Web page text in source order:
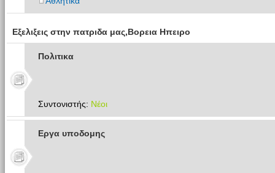
Εξελιξεις στην πατριδα μας,Βορεια Ηπειρο
Πολιτικα
Συντονιστής: Νέοι
Εργα υποδομης